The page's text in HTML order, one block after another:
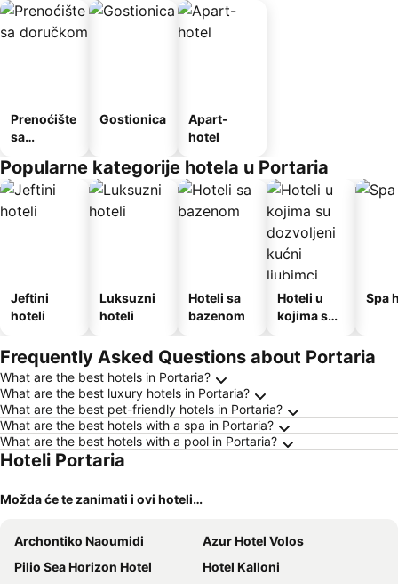
Prenoćište
sa
Gostionica
Apart-
hotel
Popularne kategorije hotela u Portaria
Jeftini
hoteli
Luksuzni
hoteli
Hoteli sa
bazenom
Hoteli u
kojima su
kućni
ljubimci
Spa
Frequently Asked Questions about Portaria
What are the best hotels in Portaria?
What are the best luxury hotels in Portaria?
What are the best pet-friendly hotels in Portaria?
What are the best hotels with a spa in Portaria?
What are the best hotels with a pool in Portaria?
Hoteli Portaria
Možda će te zanimati i ovi hoteli…
Archontiko Naoumidi
Azur Hotel Volos
Pilio Sea Horizon Hotel
Hotel Kalloni